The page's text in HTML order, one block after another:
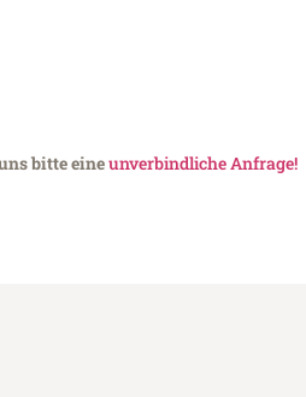
bitte eineunverbindliche Anfrage!